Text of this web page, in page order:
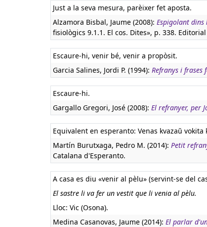
Just a la seva mesura, parèixer fet aposta.
Alzamora Bisbal, Jaume (2008): Espigolant
fisiològics 9.1.1. El cos. Dites», p. 338.
Escaure-hi, venir bé, venir a propòsit.
Garcia Salines, Jordi P. (1994): Refranys i frases
Escaure-hi.
Gargallo Gregori, José (2008): El refranyer, per
Equivalent en esperanto: Venas kvazaŭ vokita
Martín Burutxaga, Pedro M. (2014): Petit
Catalana d'Esperanto.
A casa es diu «venir al pèlu» (servint-se del
El sastre li va fer un vestit que li venia al pèlu.
Lloc: Vic (Osona).
Medina Casanovas, Jaume (2014): El parlar